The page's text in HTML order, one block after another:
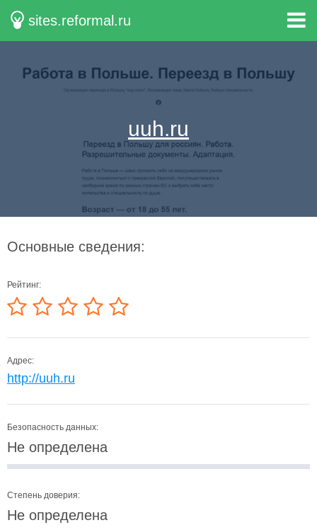
sites.reformal.ru
uuh.ru
Основные сведения:
Рейтинг:
Адрес:
http://uuh.ru
Безопасность данных:
Не определена
Степень доверия:
Не определена